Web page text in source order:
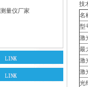
量仪厂家
技
名
型
激
最
激
激
光